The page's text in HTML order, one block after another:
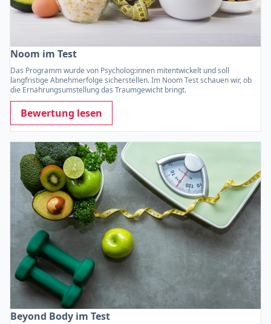
Noom im Test
Das Programm wurde von Psycholog:innen mitentwickelt und soll
langfristige Abnehmerfolge sicherstellen. Im Noom Test schauen wir, ob
die Ernährungsumstellung das Traumgewicht bringt.
Bewertung lesen
Beyond Body im Test